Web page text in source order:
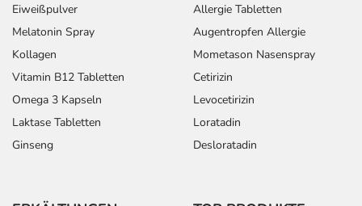
Eiweißpulver
Melatonin Spray
Kollagen
Vitamin B12 Tabletten
Omega 3 Kapseln
Laktase Tabletten
Ginseng
Allergie Tabletten
Augentropfen Allergie
Mometason Nasenspray
Cetirizin
Levocetirizin
Loratadin
Desloratadin